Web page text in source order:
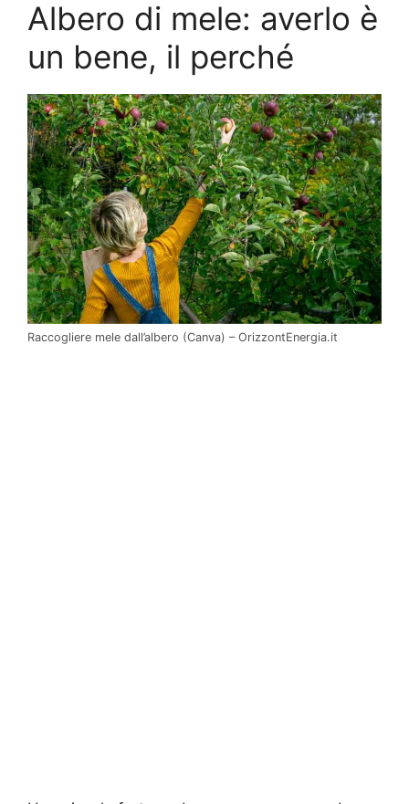
Albero di mele: averlo è
un bene, il perché
Raccogliere mele dall’albero (Canva) – OrizzontEnergia.it